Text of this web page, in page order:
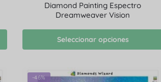
Diamond Painting Espectro
Dreamweaver Vision
Seleccionar opciones
-46%